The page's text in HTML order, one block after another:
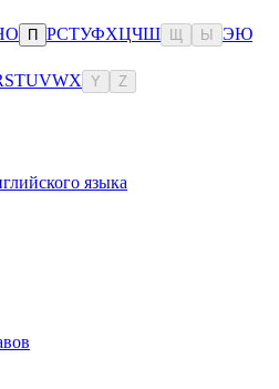
О П РСТУФХЦЧШ Ы ЭЮ
STUVWX Y Z
языка